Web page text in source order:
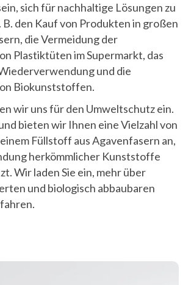
sich für nachhaltige Lösungen zu
B. den Kauf von Produkten in großen
die Vermeidung der
Plastiktüten im Supermarkt, das
und die
Biokunststoffen.
wir uns für den Umweltschutz ein.
bieten wir Ihnen eine Vielzahl von
Füllstoff aus Agavenfasern an,
herkömmlicher Kunststoffe
Wir laden Sie ein, mehr über
und biologisch abbaubaren